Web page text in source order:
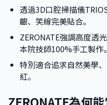
透過3D口腔掃描儀
齦、笑線完美貼合。
ZERONATE強調高度透
本院技師100%手工製作。
特別適合追求自然美學
紅。